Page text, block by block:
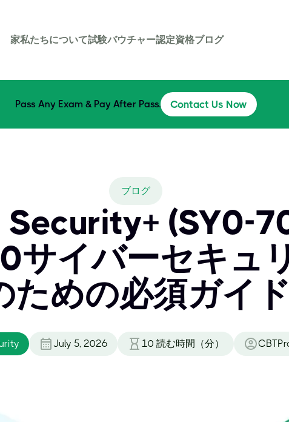
家私たちについて試験バウチャー認定資格ブログ
Pass Any Exam & Pay After Pass. Contact Us Now
ブログ
Security+ (SY0-
イバーセキュ
ための必須ガイド
July 5, 2026 10 読む時間（分）